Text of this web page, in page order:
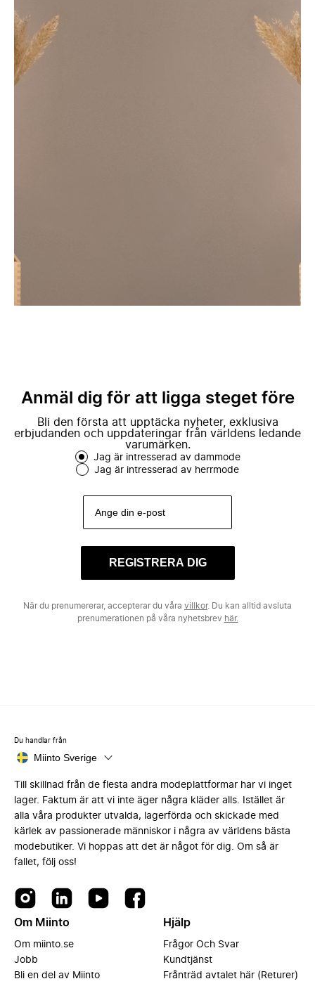
Anmäl dig för att ligga steget före
Bli den första att upptäcka nyheter, exklusiva
erbjudanden och uppdateringar från världens ledande
varumärken.
Jag är intresserad av dammode
Jag är intresserad av herrmode
REGISTRERA DIG
När du prenumererar, accepterar du våra villkor. Du kan alltid avsluta
prenumerationen på våra nyhetsbrev här.
Du handlar från
Miinto Sverige
Till skillnad från de flesta andra modeplattformar har vi inget
lager. Faktum är att vi inte äger några kläder alls. Istället är
alla våra produkter utvalda, lagerförda och skickade med
kärlek av passionerade människor i några av världens bästa
modebutiker. Vi hoppas att det är något för dig. Om så är
fallet, följ oss!
Om Miinto
Om miinto.se
Jobb
Bli en del av Miinto
Hjälp
Frågor Och Svar
Kundtjänst
Frånträd avtalet här (Returer)